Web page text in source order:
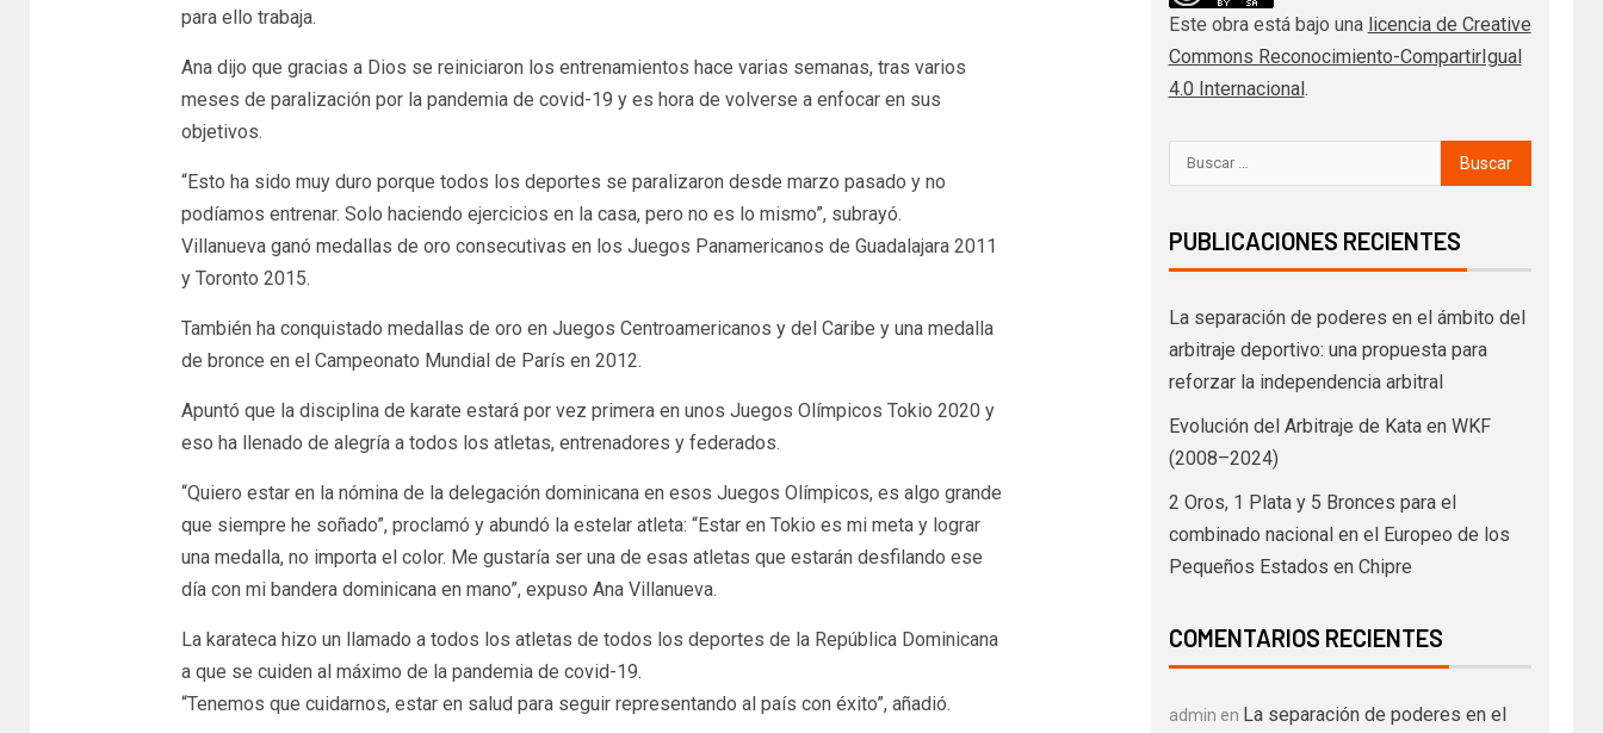
para ello trabaja.
Ana dijo que gracias a Dios se reiniciaron los entrenamientos hace varias semanas, tras varios
meses de paralización por la pandemia de covid-19 y es hora de volverse a enfocar en sus
objetivos.
“Esto ha sido muy duro porque todos los deportes se paralizaron desde marzo pasado y no
podíamos entrenar. Solo haciendo ejercicios en la casa, pero no es lo mismo”, subrayó.
Villanueva ganó medallas de oro consecutivas en los Juegos Panamericanos de Guadalajara 2011
y Toronto 2015.
También ha conquistado medallas de oro en Juegos Centroamericanos y del Caribe y una medalla
de bronce en el Campeonato Mundial de París en 2012.
Apuntó que la disciplina de karate estará por vez primera en unos Juegos Olímpicos Tokio 2020 y
eso ha llenado de alegría a todos los atletas, entrenadores y federados.
“Quiero estar en la nómina de la delegación dominicana en esos Juegos Olímpicos, es algo grande
que siempre he soñado”, proclamó y abundó la estelar atleta: “Estar en Tokio es mi meta y lograr
una medalla, no importa el color. Me gustaría ser una de esas atletas que estarán desfilando ese
día con mi bandera dominicana en mano”, expuso Ana Villanueva.
La karateca hizo un llamado a todos los atletas de todos los deportes de la República Dominicana
a que se cuiden al máximo de la pandemia de covid-19.
“Tenemos que cuidarnos, estar en salud para seguir representando al país con éxito”, añadió.
Este obra está bajo una licencia de Creative
Commons Reconocimiento-CompartirIgual
4.0 Internacional.
PUBLICACIONES RECIENTES
La separación de poderes en el ámbito del
arbitraje deportivo: una propuesta para
reforzar la independencia arbitral
Evolución del Arbitraje de Kata en WKF
(2008–2024)
2 Oros, 1 Plata y 5 Bronces para el
combinado nacional en el Europeo de los
Pequeños Estados en Chipre
COMENTARIOS RECIENTES
admin en La separación de poderes en el